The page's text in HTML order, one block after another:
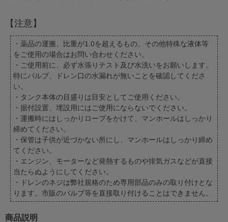
【注意】
・薬品の運搬、比重が1.0を超えるもの、その他特殊な液体等
をご使用の場合はお問い合わせください。
・ご使用前に、必ず水張りテスト及び水洗いをお願いします。
特にバルブ、ドレン口の水漏れが無いことを確認してくださ
い。
・タンク本体の目盛りは目安としてご使用ください。
・据付設置、埋設用にはご使用にならないでください。
・運搬時にはしっかりロープをかけて、マンホールはしっかり
締めてください。
・保管は子供が近づかない所にし、マンホールはしっかり締め
てください。
・エンジン、モーターなど発熱するものや排気ガスなどが直接
当たらぬようにしてください。
・ドレンのネジは弊社規格のため専用部品のみの取り付けとな
ります。市販のバルブ等を直接取り付けることはできません。
商品説明